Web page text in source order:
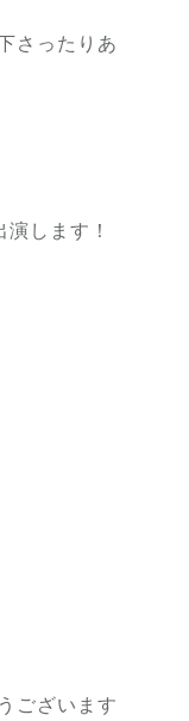
さったりあ
します！
ございます